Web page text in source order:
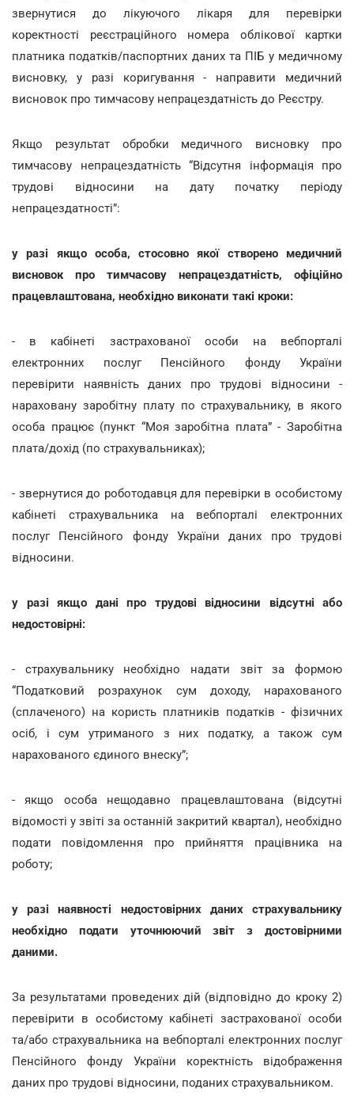
звернутися до лікуючого лікаря для перевірки
коректності реєстраційного номера облікової картки
платника податків/паспортних даних та ПІБ у медичному
висновку, у разі коригування - направити медичний
висновок про тимчасову непрацездатність до Реєстру.
Якщо результат обробки медичного висновку про
тимчасову непрацездатність “Відсутня інформація про
трудові відносини на дату початку періоду
непрацездатності”:
у разі якщо особа, стосовно якої створено медичний
висновок про тимчасову непрацездатність, офіційно
працевлаштована, необхідно виконати такі кроки:
- в кабінеті застрахованої особи на вебпорталі
електронних послуг Пенсійного фонду України
перевірити наявність даних про трудові відносини -
нараховану заробітну плату по страхувальнику, в якого
особа працює (пункт “Моя заробітна плата” - Заробітна
плата/дохід (по страхувальниках);
- звернутися до роботодавця для перевірки в особистому
кабінеті страхувальника на вебпорталі електронних
послуг Пенсійного фонду України даних про трудові
відносини.
у разі якщо дані про трудові відносини відсутні або
недостовірні:
- страхувальнику необхідно надати звіт за формою
“Податковий розрахунок сум доходу, нарахованого
(сплаченого) на користь платників податків - фізичних
осіб, і сум утриманого з них податку, а також сум
нарахованого єдиного внеску”;
- якщо особа нещодавно працевлаштована (відсутні
відомості у звіті за останній закритий квартал), необхідно
подати повідомлення про прийняття працівника на
роботу;
у разі наявності недостовірних даних страхувальнику
необхідно подати уточнюючий звіт з достовірними
даними.
За результатами проведених дій (відповідно до кроку 2)
перевірити в особистому кабінеті застрахованої особи
та/або страхувальника на вебпорталі електронних послуг
Пенсійного фонду України коректність відображення
даних про трудові відносини, поданих страхувальником.